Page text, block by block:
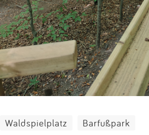
Kontakt
Impressum
Anmelden
Waldspielplatz Barfußpark